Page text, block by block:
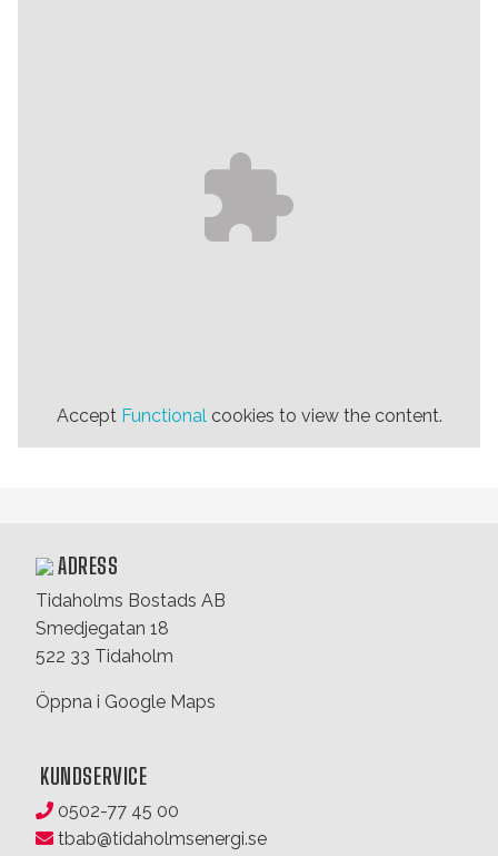
Accept Functionalcookies to view the content.
ADRESS
Tidaholms Bostads AB
Smedjegatan 18
522 33 Tidaholm
Öppna i Google Maps
KUNDSERVICE
0502-77 45 00
tbab@tidaholmsenergi.se